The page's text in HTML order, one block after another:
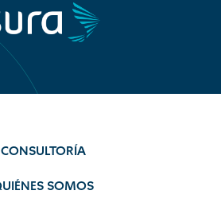
CONSULTORÍA
SOMOS